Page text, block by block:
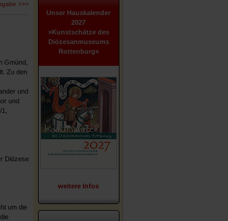
>>>
Gmünd,
Zu den
und
und
Diözese
um die
Unser Hauskalender
2027
»Kunstschätze des
Diözesanmuseums
Rottenburg«
weitere Infos